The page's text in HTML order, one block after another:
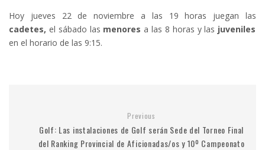
Hoy jueves 22 de noviembre a las 19 horas juegan las
cadetes, el sábado las menores a las 8 horas y las juveniles
en el horario de las 9:15.
Previous
Golf: Las instalaciones de Golf serán Sede del Torneo Final
del Ranking Provincial de Aficionadas/os y 10º Campeonato